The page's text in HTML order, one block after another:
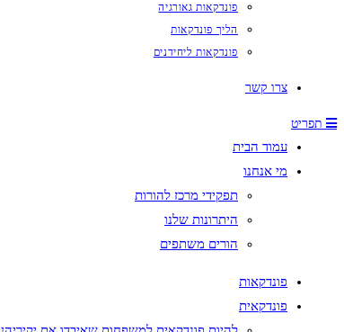
פונדקאות גאורגיה
הליך פונדקאות
פונדקאות ליחידנים
צרו קשר
תפריט
עמוד הבית
מי אנחנו
תפקידי מרכז להורות
היתרונות שלנו
הורים משתפים
פונדקאות
פונדקאית